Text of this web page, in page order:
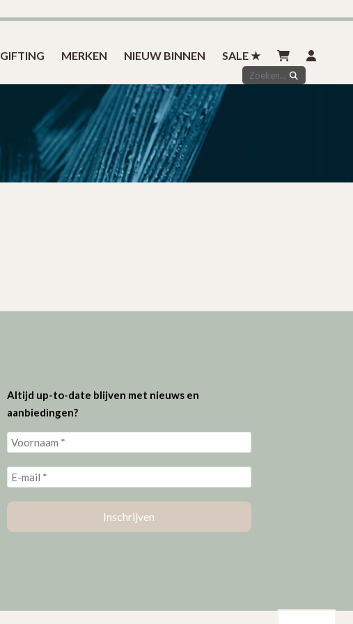
GIFTING MERKEN NIEUW BINNEN SALE ★
Altijd up-to-date blijven met nieuws en
aanbiedingen?